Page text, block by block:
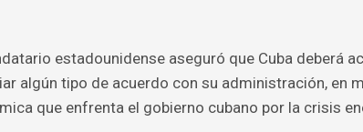
estadounidense aseguró que Cuba deberá
algún tipo de acuerdo con su administración, en
que enfrenta el gobierno cubano por la crisis